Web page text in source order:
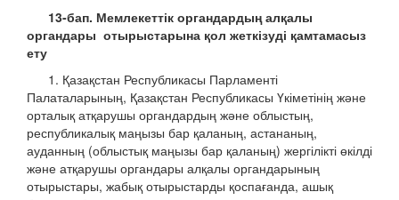
13-бап. Мемлекеттік органдардың алқалы
органдары отырыстарына қол жеткізуді қамтамасыз
ету
1. Қазақстан Республикасы Парламенті
Палаталарының, Қазақстан Республикасы Үкіметінің және
орталық атқарушы органдардың және облыстың,
республикалық маңызы бар қаланың, астананың,
ауданның (облыстық маңызы бар қаланың) жергілікті өкілді
және атқарушы органдары алқалы органдарының
отырыстары, жабық отырыстарды қоспағанда, ашық